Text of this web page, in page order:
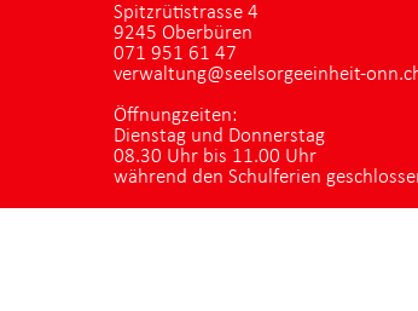
Spitzrütistrasse 4
9245 Oberbüren
071 951 61 47
verwaltung@seelsorgeeinheit-
Öffnungzeiten:
Dienstag und Donnerstag
08.30 Uhr bis 11.00 Uhr
während den Schulferien